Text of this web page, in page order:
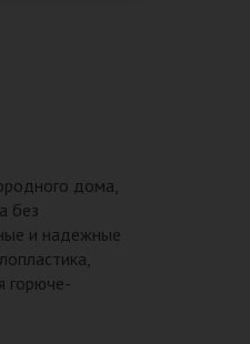
дома,
без
и надежные
горюче-